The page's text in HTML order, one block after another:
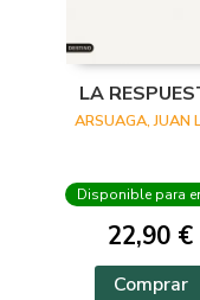
LA
ARSUAGA, JUAN
Disponible para
22,90 €
Comprar